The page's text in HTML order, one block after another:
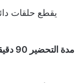
يقطع حلقات
مدة التحضير 90 دقيقة.